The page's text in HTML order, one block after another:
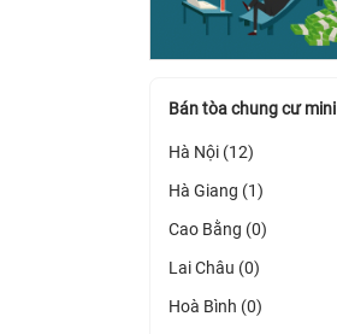
Bán tòa chung cư mini
Hà Nội (12)
Hà Giang (1)
Cao Bằng (0)
Lai Châu (0)
Hoà Bình (0)